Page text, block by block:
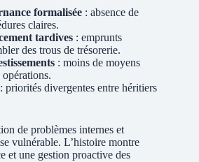
formalisée : absence de
claires.
tardives : emprunts
des trous de trésorerie.
: moins de moyens
: priorités divergentes entre héritiers
de problèmes internes et
vulnérable. L’histoire montre
et une gestion proactive des